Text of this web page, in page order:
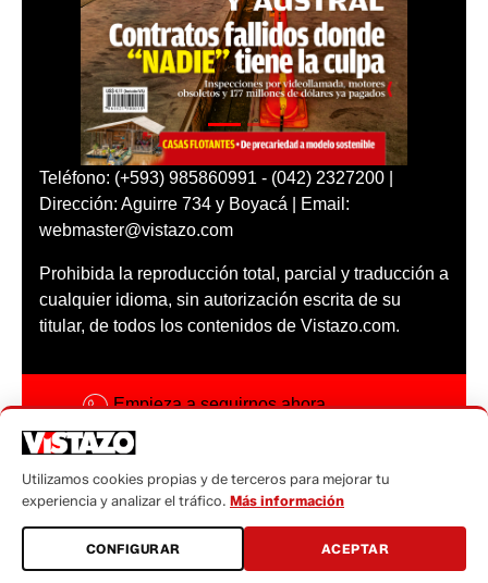
Teléfono: (+593) 985860991 - (042) 2327200 |
Dirección: Aguirre 734 y Boyacá | Email:
webmaster@vistazo.com
Prohibida la reproducción total, parcial y traducción a
cualquier idioma, sin autorización escrita de su
titular, de todos los contenidos de Vistazo.com.
Empieza a seguirnos ahora
Código ética
Sugerencias a:
sugerencias@vistazo.com
Utilizamos cookies propias y de terceros para mejorar tu
experiencia y analizar el tráfico. Más información
CONFIGURAR ACEPTAR